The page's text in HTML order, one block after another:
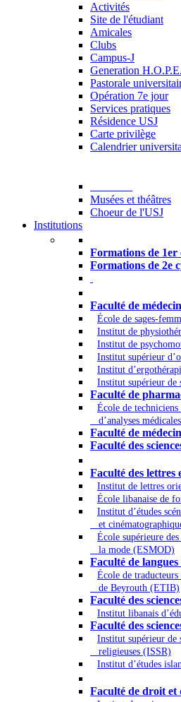
Activités
Site de l'étudiant
Amicales
Clubs
Campus-J
Generation H.O.P.E.
Pastorale
Opération 7e jour
Services pratiques
Résidence USJ
Carte privilège
Calendrier
Musées et théâtres
Choeur de l'USJ
Institutions
Formations de 1er
Formations de 2e
Faculté de
École de sages-
Institut de
Institut de
Institut supérieur
Institut
Institut supérieur de
Faculté de
École de
d’analyses
Faculté de
Faculté des
Faculté des lettres
Institut de lettres
École libanaise de
Institut d’études
et
École supérieure
la mode (ESMOD)
Faculté de
École de traducteurs
de Beyrouth (ETIB)
Faculté des
Institut libanais
Faculté des
Institut supérieur de
religieuses (ISSR)
Institut d’études
Faculté de droit et